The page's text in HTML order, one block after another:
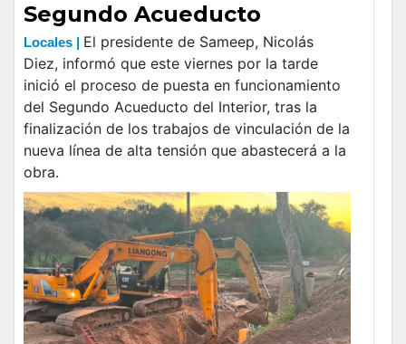
Segundo Acueducto
Locales | El presidente de Sameep, Nicolás
Diez, informó que este viernes por la tarde
inició el proceso de puesta en funcionamiento
del Segundo Acueducto del Interior, tras la
finalización de los trabajos de vinculación de la
nueva línea de alta tensión que abastecerá a la
obra.